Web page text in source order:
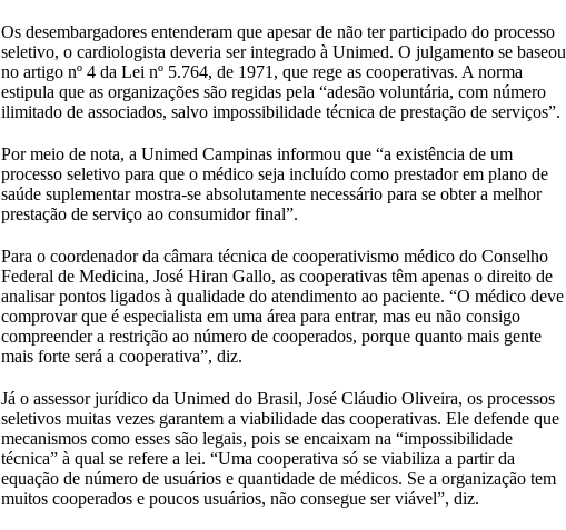
Os desembargadores entenderam que apesar de não ter participado do processo
seletivo, o cardiologista deveria ser integrado à Unimed. O julgamento se baseou
no artigo nº 4 da Lei nº 5.764, de 1971, que rege as cooperativas. A norma
estipula que as organizações são regidas pela “adesão voluntária, com número
ilimitado de associados, salvo impossibilidade técnica de prestação de serviços”.
Por meio de nota, a Unimed Campinas informou que “a existência de um
processo seletivo para que o médico seja incluído como prestador em plano de
saúde suplementar mostra-se absolutamente necessário para se obter a melhor
prestação de serviço ao consumidor final”.
Para o coordenador da câmara técnica de cooperativismo médico do Conselho
Federal de Medicina, José Hiran Gallo, as cooperativas têm apenas o direito de
analisar pontos ligados à qualidade do atendimento ao paciente. “O médico deve
comprovar que é especialista em uma área para entrar, mas eu não consigo
compreender a restrição ao número de cooperados, porque quanto mais gente
mais forte será a cooperativa”, diz.
Já o assessor jurídico da Unimed do Brasil, José Cláudio Oliveira, os processos
seletivos muitas vezes garantem a viabilidade das cooperativas. Ele defende que
mecanismos como esses são legais, pois se encaixam na “impossibilidade
técnica” à qual se refere a lei. “Uma cooperativa só se viabiliza a partir da
equação de número de usuários e quantidade de médicos. Se a organização tem
muitos cooperados e poucos usuários, não consegue ser viável”, diz.